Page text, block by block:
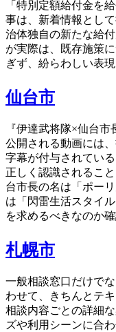
「特別定額給付金を
事は、新着情報とし
治体独自の新たな給
が実際は、既存施策
ぎず、紛らわしい表現
仙台市
『伊達武将隊×仙台
公開される動画には
字幕が付与されてい
正しく認識されるこ
台市長の名は「ポー
は「閃雷生活スタイ
を求めるべきなのか
札幌市
一般相談窓口だけで
わせて、きちんとテ
相談内容ごとの詳細
ズや利用シーンに合